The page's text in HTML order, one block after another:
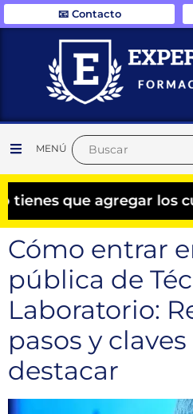
📧 Contacto
MENÚ
que agregar los
Cómo entrar
pública de
Laboratorio:
pasos y
destacar